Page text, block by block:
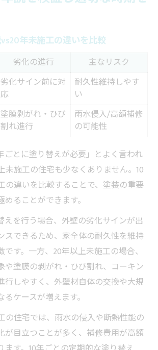
年未施工の違いを比較
劣化の進行
主なリスク
劣化サイン前に対
応
耐久性維持しやす
い
塗膜剥がれ・ひび
割れ進行
雨水侵入/高額補修
の可能性
ごとに塗り替えが必要」とよく言われ
未施工の住宅も少なくありません。10
の違いを比較することで、塗装の重要
ることができます。
えを行う場合、外壁の劣化サインが出
スできるため、家全体の耐久性を維持
です。一方、20年以上未施工の場合、
や塗膜の剥がれ・ひび割れ、コーキン
行しやすく、外壁材自体の交換や大規
ケースが増えます。
の住宅では、雨水の侵入や断熱性能の
が目立つことが多く、補修費用が高額